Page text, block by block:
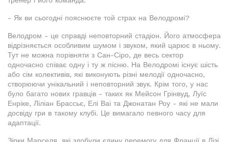
- Як ви сьогодні пояснюєте той страх на Велодромі?
Велодром - це справді неповторний стадіон. Його атмосфера
відрізняється особливим шумом і звуком, який царює в ньому.
Тут не можна порівняти з Сан-Сіро, де весь сектор
одночасно співає одну і ту ж пісню. На Велодромі існує шість
або сім колективів, які виконують різні мелодії одночасно,
створюючи унікальний і неповторний звук. Крім того, у нас
було багато нових гравців - таких як Мейсон Грінвуд, Луїс
Енріке, Ліліан Брассьє, Елі Ваі та Джонатан Роу - які не мали
досвіду гри в такому клубі. Це вимагало певного часу для
адаптації.